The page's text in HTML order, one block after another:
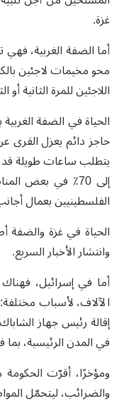
غزة.
أما الضفة الغربية،
محو مخيمات لاجئين
اللاجئين للمرة الثانية أو
حاجز دائم يعزل القرى
يتطلب ساعات طويلة
إلى 70٪ في بعض
الفلسطينيين بعمال
الحياة في غزة والضفة
وانتشار الأخبار السريع.
أما في إسرائيل،
الآلاف، لأسباب
إقالة رئيس جهاز
في المدن الرئيسية،
والضرائب، ليتحمّل